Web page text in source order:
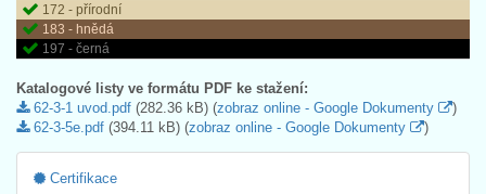
172 - přírodní
183 - hnědá
197 - černá
Katalogové listy ve formátu PDF ke stažení:
62-3-1 uvod.pdf (282.36 kB) (zobraz online - Google Dokumenty
)
62-3-5e.pdf (394.11 kB) (zobraz online - Google Dokumenty )
Certifikace